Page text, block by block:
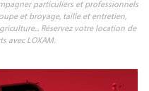
particuliers et professionnels
et broyage, taille et entretien,
Réservez votre location de
avec LOXAM.